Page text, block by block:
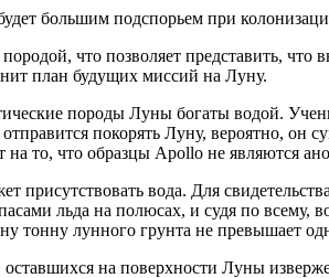
большим подспорьем при
что позволяет представить,
план будущих миссий на Луну.
породы Луны богаты водой.
покорять Луну, вероятно,
на то, что образцы Apollo не являются
вода. Для
льда на полюсах, и судя по
тонну лунного грунта не превышает
на поверхности Луны